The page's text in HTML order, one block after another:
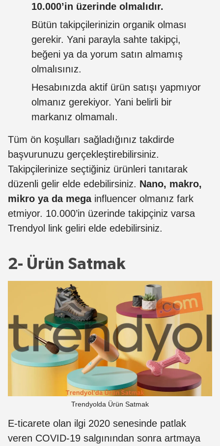
10.000’in üzerinde olmalıdır.
Bütün takipçilerinizin organik olması
gerekir. Yani parayla sahte takipçi,
beğeni ya da yorum satın almamış
olmalısınız.
Hesabınızda aktif ürün satışı yapmıyor
olmanız gerekiyor. Yani belirli bir
markanız olmamalı.
Tüm ön koşulları sağladığınız takdirde
başvurunuzu gerçekleştirebilirsiniz.
Takipçilerinize seçtiğiniz ürünleri tanıtarak
düzenli gelir elde edebilirsiniz. Nano, makro,
mikro ya da megainfluencer olmanız fark
etmiyor. 10.000’in üzerinde takipçiniz varsa
Trendyol link geliri elde edebilirsiniz.
2- Ürün Satmak
Trendyolda Ürün Satmak
E-ticarete olan ilgi 2020 senesinde patlak
veren COVID-19 salgınından sonra artmaya